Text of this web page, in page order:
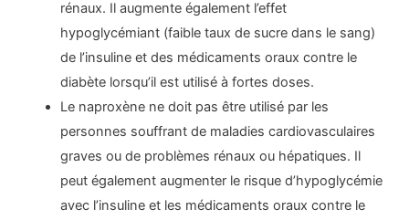
rénaux. Il augmente également l’effet
hypoglycémiant (faible taux de sucre dans le sang)
de l’insuline et des médicaments oraux contre le
diabète lorsqu’il est utilisé à fortes doses.
Le naproxène ne doit pas être utilisé par les
personnes souffrant de maladies cardiovasculaires
graves ou de problèmes rénaux ou hépatiques. Il
peut également augmenter le risque d’hypoglycémie
avec l’insuline et les médicaments oraux contre le